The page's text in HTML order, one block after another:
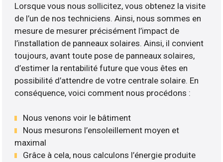
Lorsque vous nous sollicitez, vous obtenez la visite
de l’un de nos techniciens. Ainsi, nous sommes en
mesure de mesurer précisément l’impact de
l’installation de panneaux solaires. Ainsi, il convient
toujours, avant toute pose de panneaux solaires,
d’estimer la rentabilité future que vous êtes en
possibilité d’attendre de votre centrale solaire. En
conséquence, voici comment nous procédons :
Nous venons voir le bâtiment
Nous mesurons l’ensoleillement moyen et
maximal
Grâce à cela, nous calculons l’énergie produite